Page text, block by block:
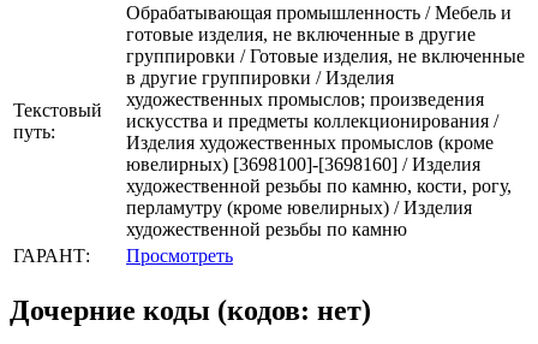
Текстовый
путь:
Обрабатывающая промышленность / Мебель и
готовые изделия, не включенные в другие
группировки / Готовые изделия, не включенные
в другие группировки / Изделия
художественных промыслов; произведения
искусства и предметы коллекционирования /
Изделия художественных промыслов (кроме
ювелирных) [3698100]-[3698160] / Изделия
художественной резьбы по камню, кости, рогу,
перламутру (кроме ювелирных) / Изделия
художественной резьбы по камню
ГАРАНТ:
Просмотреть
Дочерние коды (кодов: нет)